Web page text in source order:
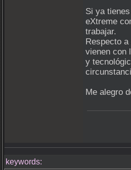
Si ya
eXtreme
trabajar.
Respecto
vienen con
y
Me alegro
keywords: